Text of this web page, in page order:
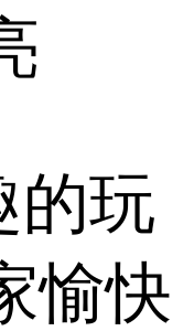
的玩
愉快